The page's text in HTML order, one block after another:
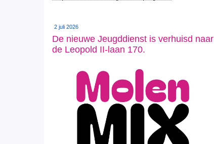
2 juli 2026
De nieuwe Jeugddienst is verhuisd naar
de Leopold II-laan 170.